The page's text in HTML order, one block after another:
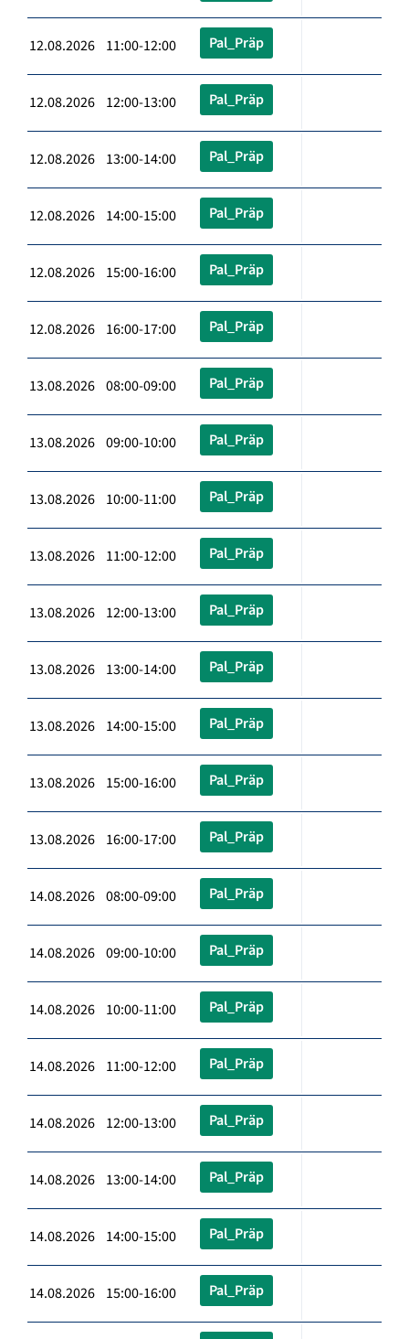
12.08.2026 11:00-12:00 Pal_Präp
12.08.2026 12:00-13:00 Pal_Präp
12.08.2026 13:00-14:00 Pal_Präp
12.08.2026 14:00-15:00 Pal_Präp
12.08.2026 15:00-16:00 Pal_Präp
12.08.2026 16:00-17:00 Pal_Präp
13.08.2026 08:00-09:00 Pal_Präp
13.08.2026 09:00-10:00 Pal_Präp
13.08.2026 10:00-11:00 Pal_Präp
13.08.2026 11:00-12:00 Pal_Präp
13.08.2026 12:00-13:00 Pal_Präp
13.08.2026 13:00-14:00 Pal_Präp
13.08.2026 14:00-15:00 Pal_Präp
13.08.2026 15:00-16:00 Pal_Präp
13.08.2026 16:00-17:00 Pal_Präp
14.08.2026 08:00-09:00 Pal_Präp
14.08.2026 09:00-10:00 Pal_Präp
14.08.2026 10:00-11:00 Pal_Präp
14.08.2026 11:00-12:00 Pal_Präp
14.08.2026 12:00-13:00 Pal_Präp
14.08.2026 13:00-14:00 Pal_Präp
14.08.2026 14:00-15:00 Pal_Präp
14.08.2026 15:00-16:00 Pal_Präp